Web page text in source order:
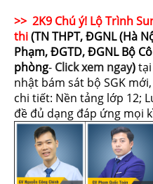
>> 2K9 Chú ý! Lộ Trình
thi(TN THPT, ĐGNL (Hà
Phạm, ĐGTD, ĐGNL Bộ
phòng- Click xem ngay)
nhật bám sát bộ SGK
chi tiết: Nền tảng lớp 12;
đề đủ dạng đáp ứng mọi